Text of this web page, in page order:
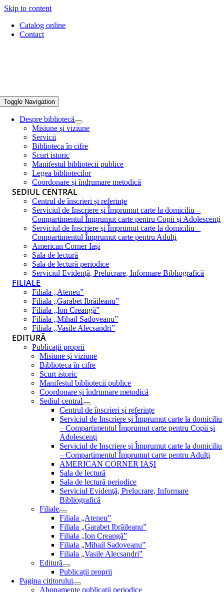
Skip to content
Catalog online
Contact
Toggle Navigation
Despre bibliotecă
Misiune şi viziune
Servicii
Biblioteca în cifre
Scurt istoric
Manifestul bibliotecii publice
Legea bibliotecilor
Coordonare și îndrumare metodică
SEDIUL CENTRAL
Centrul de înscrieri și referințe
Serviciul de Inscriere şi Împrumut carte la domiciliu –
Compartimentul Împrumut carte pentru Copii şi Adolescenţi
Serviciul de Inscriere şi Împrumut carte la domiciliu –
Compartimentul Împrumut carte pentru Adulţi
American Corner Iaşi
Sala de lectură
Sala de lectură periodice
Serviciul Evidenţă, Prelucrare, Informare Bibliografică
FILIALE
Filiala „Ateneu”
Filiala „Garabet Ibrăileanu”
Filiala „Ion Creangă”
Filiala „Mihail Sadoveanu”
Filiala „Vasile Alecsandri”
EDITURĂ
Publicații proprii
Misiune şi viziune
Biblioteca în cifre
Scurt istoric
Manifestul bibliotecii publice
Coordonare și îndrumare metodică
Sediul central
Centrul de înscrieri și referințe
Serviciul de Inscriere şi Împrumut carte la domiciliu
– Compartimentul Împrumut carte pentru Copii şi
Adolescenţi
Serviciul de Inscriere şi Împrumut carte la domiciliu
– Compartimentul Împrumut carte pentru Adulţi
AMERICAN CORNER IAŞI
Sala de lectură
Sala de lectură periodice
Serviciul Evidenţă, Prelucrare, Informare
Bibliografică
Filiale
Filiala „Ateneu”
Filiala „Garabet Ibrăileanu”
Filiala „Ion Creangă”
Filiala „Mihail Sadoveanu”
Filiala „Vasile Alecsandri”
Editură
Publicații proprii
Pagina cititorului
Abonamente publicaţii periodice